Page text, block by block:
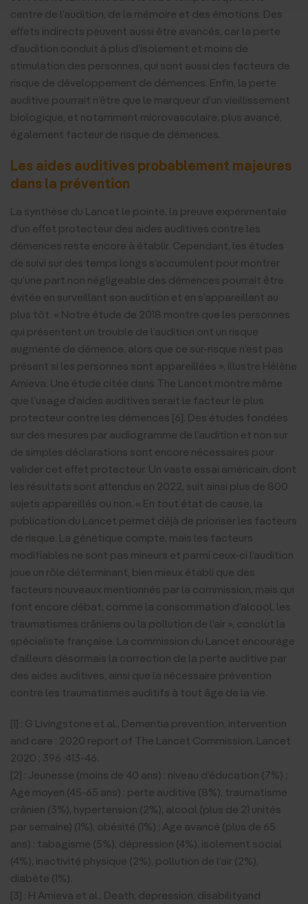
centre de l’audition, de la mémoire et des émotions. Des
effets indirects peuvent aussi être avancés, car la perte
d’audition conduit à plus d’isolement et moins de
stimulation des personnes, qui sont aussi des facteurs de
risque de développement de démences. Enfin, la perte
auditive pourrait n’être que le marqueur d’un vieillissement
biologique, et notamment microvasculaire, plus avancé,
également facteur de risque de démences.
Les aides auditives probablement majeures
dans la prévention
La synthèse du Lancet le pointe, la preuve expérimentale
d’un effet protecteur des aides auditives contre les
démences reste encore à établir. Cependant, les études
de suivi sur des temps longs s’accumulent pour montrer
qu’une part non négligeable des démences pourrait être
évitée en surveillant son audition et en s’appareillant au
plus tôt. « Notre étude de 2018 montre que les personnes
qui présentent un trouble de l’audition ont un risque
augmenté de démence, alors que ce sur-risque n’est pas
présent si les personnes sont appareillées », illustre Hélène
Amieva. Une étude citée dans The Lancet montre même
que l’usage d’aides auditives serait le facteur le plus
protecteur contre les démences [6]. Des études fondées
sur des mesures par audiogramme de l’audition et non sur
de simples déclarations sont encore nécessaires pour
valider cet effet protecteur. Un vaste essai américain, dont
les résultats sont attendus en 2022, suit ainsi plus de 800
sujets appareillés ou non. « En tout état de cause, la
publication du Lancet permet déjà de prioriser les facteurs
de risque. La génétique compte, mais les facteurs
modifiables ne sont pas mineurs et parmi ceux-ci l’audition
joue un rôle déterminant, bien mieux établi que des
facteurs nouveaux mentionnés par la commission, mais qui
font encore débat, comme la consommation d’alcool, les
traumatismes crâniens ou la pollution de l’air », conclut la
spécialiste française. La commission du Lancet encourage
d’ailleurs désormais la correction de la perte auditive par
des aides auditives, ainsi que la nécessaire prévention
contre les traumatismes auditifs à tout âge de la vie.
[1] : G Livingstone et al., Dementia prevention, intervention
and care : 2020 report of The Lancet Commission. Lancet
2020 ; 396 :413-46.
[2] : Jeunesse (moins de 40 ans) : niveau d’éducation (7%) ;
Age moyen (45-65 ans) : perte auditive (8%), traumatisme
crânien (3%), hypertension (2%), alcool (plus de 21 unités
par semaine) (1%), obésité (1%) ; Age avancé (plus de 65
ans) : tabagisme (5%), dépression (4%), isolement social
(4%), inactivité physique (2%), pollution de l’air (2%),
diabète (1%).
[3] : H Amieva et al., Death, depression, disabilityand